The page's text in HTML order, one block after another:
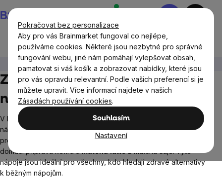
Pokračovat bez personalizace
Aby pro vás Brainmarket fungoval co nejlépe,
používáme cookies. Některé jsou nezbytné pro správné
fungování webu, jiné nám pomáhají vylepšovat obsah,
pamatovat si váš košík a zobrazovat nabídky, které jsou
pro vás opravdu relevantní. Podle vašich preferencí si je
můžete upravit. Více informací najdete v našich
Zásadách používání cookies.
Souhlasím
Nastavení
na
obsah
Nákupní
Potraviny Nápoje
Zdravé, přírodní a osvěžující
nápoje
V kategorii najdete širokou škálu zdravých a osvěžujících
nápojů, které podporují celkové zdraví a pohodu. Zahrnuje
produkty jako
maca cacao
domácí přípravu kefíru amatcha lattez matcha čaje. Tyto
nápoje jsou ideální pro všechny, kdo hledají zdravé alternativy
k běžným nápojům.